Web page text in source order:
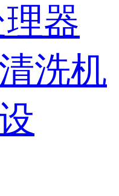
器
洗机